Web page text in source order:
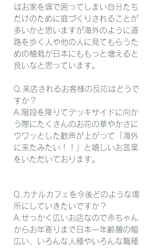
はお家を塀で囲ってしまい自分たち
だけのために庭づくりされることが
多いかと思いますが海外のように道
路を歩く人や他の人に見てもらうた
めの植栽が日本にももっと増えると
良いなと思っています。
Q.来店されるお客様の反応はどうで
すか？
A.階段を降りてデッキサイドに向か
う際にたくさんのお花の華やかさに
ウワッとした歓声が上がって「海外
に来たみたい！！」と嬉しいお言葉
をいただいております。
Q.カナルカフェを今後どのような場
所にしていきたいですか？
A.せっかく広いお店なので赤ちゃん
からお年寄りまで日本一年齢層の幅
広い、いろんな人種やいろんな職種